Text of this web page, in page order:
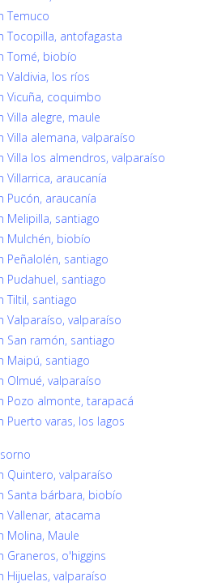
Temuco
Tocopilla, antofagasta
Tomé, biobío
Valdivia, los ríos
Vicuña, coquimbo
Villa alegre, maule
Villa alemana, valparaíso
Villa los almendros, valparaíso
Villarrica, araucanía
Pucón, araucanía
Melipilla, santiago
Mulchén, biobío
Peñalolén, santiago
Pudahuel, santiago
Tiltil, santiago
Valparaíso, valparaíso
San ramón, santiago
Maipú, santiago
Olmué, valparaíso
Pozo almonte, tarapacá
Puerto varas, los lagos
Quintero, valparaíso
Santa bárbara, biobío
Vallenar, atacama
Molina, Maule
Graneros, o'higgins
Hijuelas, valparaíso